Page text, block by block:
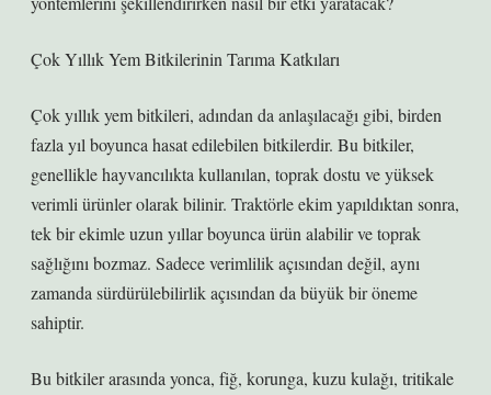
Çok Yıllık Yem Bitkilerinin Tarıma Katkıları
Çok yıllık yem bitkileri, adından da anlaşılacağı gibi, birden
fazla yıl boyunca hasat edilebilen bitkilerdir. Bu bitkiler,
genellikle hayvancılıkta kullanılan, toprak dostu ve yüksek
verimli ürünler olarak bilinir. Traktörle ekim yapıldıktan sonra,
tek bir ekimle uzun yıllar boyunca ürün alabilir ve toprak
sağlığını bozmaz. Sadece verimlilik açısından değil, aynı
zamanda sürdürülebilirlik açısından da büyük bir öneme
sahiptir.
Bu bitkiler arasında yonca, fiğ, korunga, kuzu kulağı, tritikale